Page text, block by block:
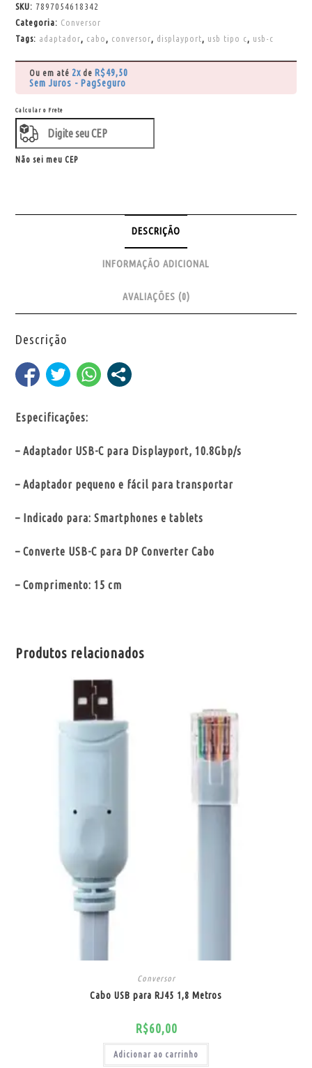
SKU: 7897054618342
Categoria: Conversor
Tags: adaptador, cabo , conversor, displayport, usb tipo c, usb-c
Ou em até 2x de R$49,50
Sem Juros - PagSeguro
Calcular o Frete
Não sei meu CEP
DESCRIÇÃO
INFORMAÇÃO ADICIONAL
AVALIAÇÕES (0)
Descrição
Especificações:
– Adaptador USB-C para Displayport, 10.8Gbp/s
– Adaptador pequeno e fácil para transportar
– Indicado para: Smartphones e tablets
– Converte USB-C para DP Converter Cabo
– Comprimento: 15 cm
Produtos relacionados
Conversor
Cabo USB para RJ45 1,8 Metros
R$60,00
Adicionar ao carrinho